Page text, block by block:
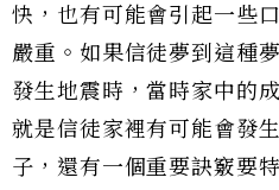
快，也有可能會引起一些
嚴重。如果信徒夢到這種
發生地震時，當時家中的
就是信徒家裡有可能會發
子，還有一個重要訣竅要